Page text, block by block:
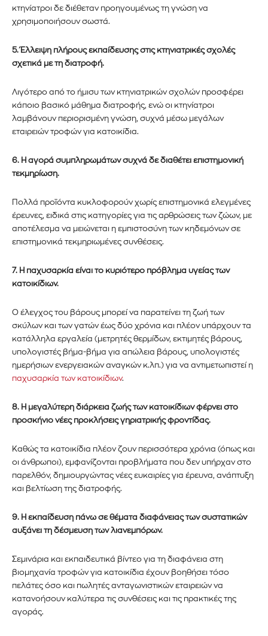
PetshopMarket.gr και
ενημερωθείτε πρώτοι για τα νέα
αγοράς.
στον ιστότοπό μας ή κάντε κλικ στο κουμπί εγγραφής
παρακάτω. Μην ανησυχείτε, σεβόμαστε την ιδιωτικότητά σας
και δεν θα σας στείλουμε ανεπιθύμητα μηνύματα. Οι
πληροφορίες σας είναι ασφαλείς μαζί μας.
Διάβασα και αποδέχομαι τηνΠολιτική Απορρήτου.
κτηνίατροι δε διέθεταν προηγουμένως τη γνώση να
χρησιμοποιήσουν σωστά.
5. Έλλειψη πλήρους εκπαίδευσης στις κτηνιατρικές σχολές
σχετικά με τη διατροφή.
Λιγότερο από το ήμισυ των κτηνιατρικών σχολών προσφέρει
κάποιο βασικό μάθημα διατροφής, ενώ οι κτηνίατροι
λαμβάνουν περιορισμένη γνώση, συχνά μέσω μεγάλων
εταιρειών τροφών για κατοικίδια.
6. Η αγορά συμπληρωμάτων συχνά δε διαθέτει επιστημονική
τεκμηρίωση.
Πολλά προϊόντα κυκλοφορούν χωρίς επιστημονικά ελεγμένες
έρευνες, ειδικά στις κατηγορίες για τις αρθρώσεις των ζώων, με
αποτέλεσμα να μειώνεται η εμπιστοσύνη των κηδεμόνων σε
επιστημονικά τεκμηριωμένες συνθέσεις.
7. Η παχυσαρκία είναι το κυριότερο πρόβλημα υγείας των
κατοικίδιων.
Ο έλεγχος του βάρους μπορεί να παρατείνει τη ζωή των
σκύλων και των γατών έως δύο χρόνια και πλέον υπάρχουν τα
κατάλληλα εργαλεία (μετρητές θερμίδων, εκτιμητές βάρους,
υπολογιστές βήμα-βήμα για απώλεια βάρους, υπολογιστές
ημερήσιων ενεργειακών αναγκών κ.λπ.) για να αντιμετωπιστεί η
παχυσαρκία των κατοικίδιων.
8. Η μεγαλύτερη διάρκεια ζωής των κατοικίδιων φέρνει στο
προσκήνιο νέες προκλήσεις γηριατρικής φροντίδας.
Καθώς τα κατοικίδια πλέον ζουν περισσότερα χρόνια (όπως και
οι άνθρωποι), εμφανίζονται προβλήματα που δεν υπήρχαν στο
παρελθόν, δημιουργώντας νέες ευκαιρίες για έρευνα, ανάπτυξη
και βελτίωση της διατροφής.
9. Η εκπαίδευση πάνω σε θέματα διαφάνειας των συστατικών
αυξάνει τη δέσμευση των λιανεμπόρων.
Σεμινάρια και εκπαιδευτικά βίντεο για τη διαφάνεια στη
βιομηχανία τροφών για κατοικίδια έχουν βοηθήσει τόσο
πελάτες όσο και πωλητές ανταγωνιστικών εταιρειών να
κατανοήσουν καλύτερα τις συνθέσεις και τις πρακτικές της
αγοράς.